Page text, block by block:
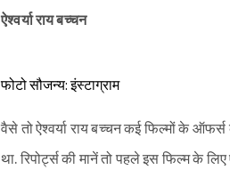
ऐश्वर्या राय बच्चन
फोटो सौजन्य: इंस्टाग्राम
वैसे तो ऐश्वर्या राय बच्चन कई फिल्मों के
था. रिपोर्ट्स की मानें तो पहले इस फिल्म के